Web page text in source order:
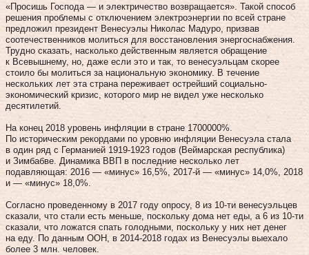
«Просишь Господа — и электричество возвращается». Такой способ
решения проблемы с отключением электроэнергии по всей стране
предложил президент Венесуэлы Николас Мадуро, призвав
соотечественников молиться для восстановления энергоснабжения.
Трудно сказать, насколько действенным является обращение
к Всевышнему, но, даже если это и так, то венесуэльцам скорее
стоило бы молиться за национальную экономику. В течение
нескольких лет эта страна переживает острейший социально-
экономический кризис, которого мир не видел уже несколько
десятилетий.
На конец 2018 уровень инфляции в стране 1700000%.
По историческим рекордами по уровню инфляции Венесуэла стала
в один ряд с Германией 1919-1923 годов (Веймарская республика)
и Зимбабве. Динамика ВВП в последние несколько лет
подавляющая: 2016 — «минус» 16,5%, 2017-й — «минус» 14,0%, 2018
и — «минус» 18,0%.
Согласно проведенному в 2017 году опросу, 8 из 10-ти венесуэльцев
сказали, что стали есть меньше, поскольку дома нет еды, а 6 из 10-ти
сказали, что ложатся спать голодными, поскольку у них нет денег
на еду. По данным ООН, в 2014-2018 годах из Венесуэлы выехало
более 3 млн. человек.